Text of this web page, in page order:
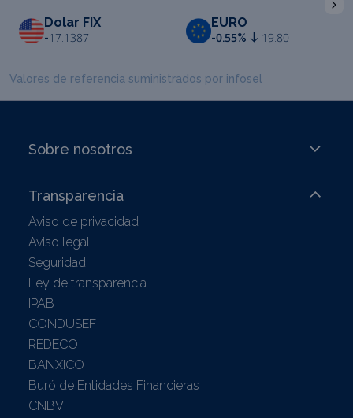
Dolar FIX
-17.1387
EURO
-0.55% 19.80
Valores de referencia suministrados por infosel
Sobre nosotros
Transparencia
Aviso de privacidad
Aviso legal
Seguridad
Ley de transparencia
IPAB
CONDUSEF
REDECO
BANXICO
Buró de Entidades Financieras
CNBV